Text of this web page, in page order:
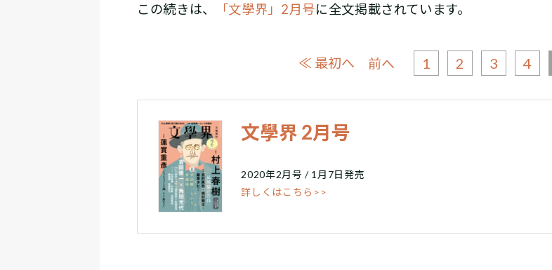
この続きは、 「文學界」2月号に全文掲載されています。
≪ 最初へ 前へ 1 2 3 4
文學界 2月号
2020年2月号 / 1月7日発売
詳しくはこちら>>